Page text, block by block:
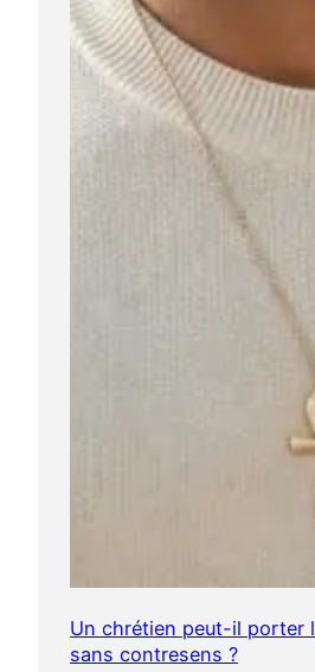
Un chrétien peut-il porter
sans contresens ?